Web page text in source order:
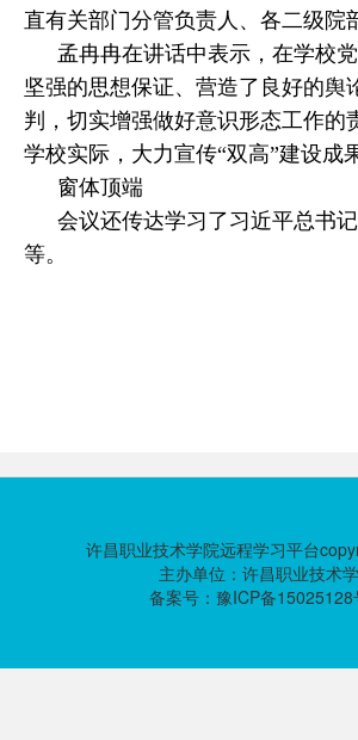
直有关部门分管负责人、各二级
孟冉冉在讲话中表示，在学校
坚强的思想保证、营造了良好的舆
判，切实增强做好意识形态工作
学校实际，大力宣传“双高”建设
窗体顶端
会议还传达学习了习近平总书
等。
许昌职业技术学院远程学习平台
主办单位：许昌职业技术
备案号：豫ICP备15025128